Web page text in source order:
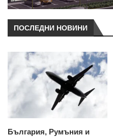
ПОСЛЕДНИ НОВИНИ
България, Румъния и